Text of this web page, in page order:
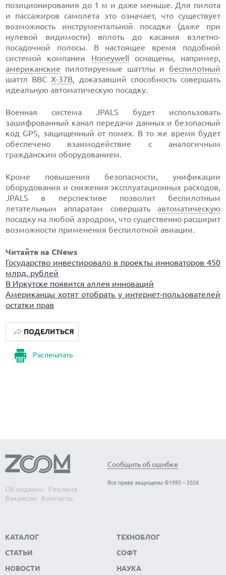
позиционирования до 1 м и даже меньше. Для пилота
и пассажиров самолета это означает, что существует
возможность инструментальной посадки (даже при
нулевой видимости) вплоть до касания взлетно-
посадочной полосы. В настоящее время подобной
системой компании Honeywell оснащены, например,
американские пилотируемые шаттлы и беспилотный
шаттл ВВСX-37B, доказавший способность совершать
идеальную автоматическую посадку.
Военная система JPALS будет использовать
зашифрованный канал передачи данных и безопасный
код GPS, защищенный от помех. В то же время будет
обеспечено взаимодействие с аналогичным
гражданским оборудованием.
Кроме повышения безопасности, унификации
оборудования и снижения эксплуатационных расходов,
JPALS в перспективе позволит беспилотным
летательным аппаратам совершать автоматическую
посадку на любой аэродром, что существенно расширит
возможности применения беспилотной авиации.
Читайте на CNews
Государство инвестировало в проекты инноваторов 450
млрд. рублей
В Иркутске появится аллея инноваций
Американцы хотят отобрать у интернет-пользователей
остатки прав
Распечатать
ПОДЕЛИТЬСЯ
Об издании
Реклама
Вакансии
Контакты
Сообщить об ошибке
Все права защищены ©1995 – 2026
КАТАЛОГ
СТАТЬИ
НОВОСТИ
ТЕХНОБЛОГ
СОФТ
НАУКА